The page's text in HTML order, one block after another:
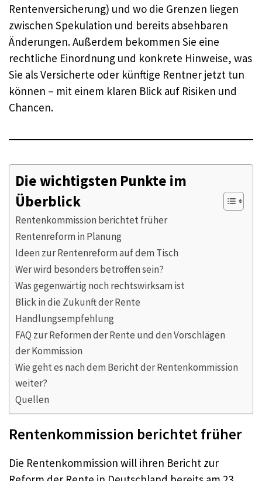
Rentenversicherung) und wo die Grenzen liegen
zwischen Spekulation und bereits absehbaren
Änderungen. Außerdem bekommen Sie eine
rechtliche Einordnung und konkrete Hinweise, was
Sie als Versicherte oder künftige Rentner jetzt tun
können – mit einem klaren Blick auf Risiken und
Chancen.
Die wichtigsten Punkte im
Überblick
Rentenkommission berichtet früher
Rentenreform in Planung
Ideen zur Rentenreform auf dem Tisch
Wer wird besonders betroffen sein?
Was gegenwärtig noch rechtswirksam ist
Blick in die Zukunft der Rente
Handlungsempfehlung
FAQ zur Reformen der Rente und den Vorschlägen
der Kommission
Wie geht es nach dem Bericht der Rentenkommission
weiter?
Quellen
Rentenkommission berichtet früher
Die Rentenkommission will ihren Bericht zur